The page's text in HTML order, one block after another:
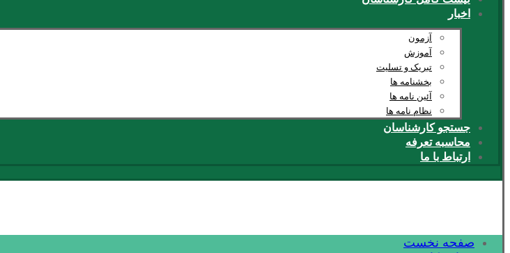
اخبار
آزمون
آموزش
تبریک و تسلیت
بخشنامه ها
آئین نامه ها
نظام نامه ها
جستجو کارشناسان
محاسبه تعرفه
ارتباط با ما
صفحه نخست